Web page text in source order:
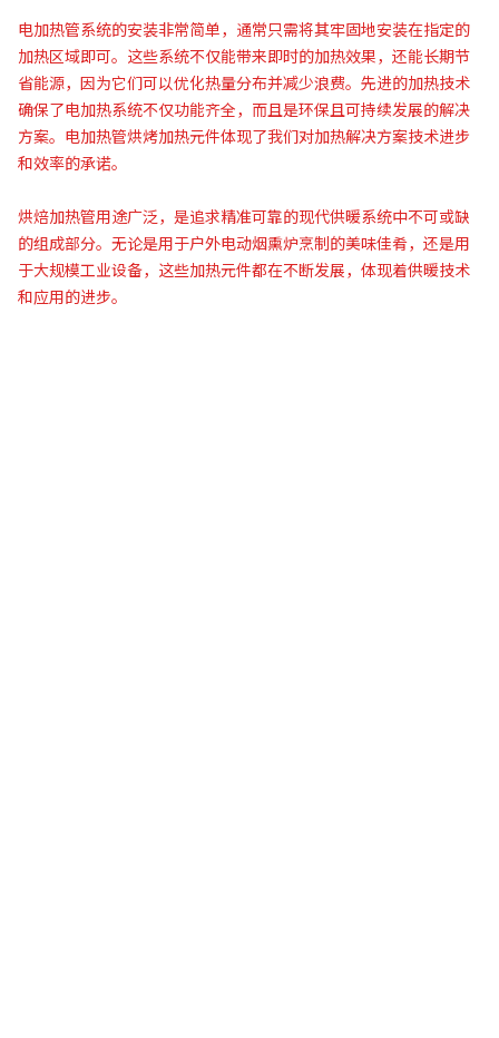
电加热管系统的安装非常简单，通常只需将其牢固地安装在指定的
加热区域即可。这些系统不仅能带来即时的加热效果，还能长期节
省能源，因为它们可以优化热量分布并减少浪费。先进的加热技术
确保了电加热系统不仅功能齐全，而且是环保且可持续发展的解决
方案。电加热管烘烤加热元件体现了我们对加热解决方案技术进步
和效率的承诺。
烘焙加热管用途广泛，是追求精准可靠的现代供暖系统中不可或缺
的组成部分。无论是用于户外电动烟熏炉烹制的美味佳肴，还是用
于大规模工业设备，这些加热元件都在不断发展，体现着供暖技术
和应用的进步。